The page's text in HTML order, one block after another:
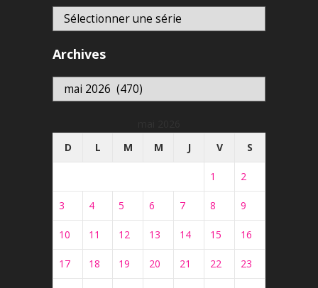
Archives
Archives
D
L M M J V S
1 2
3 4 5 6 7 8 9
10 11 12 13 14 15 16
17 18 19 20 21 22 23